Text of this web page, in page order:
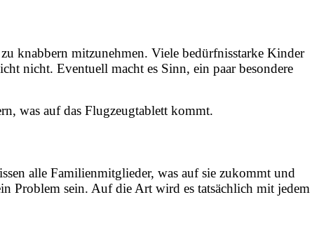
knabbern mitzunehmen. Viele bedürfnisstarke Kinder
nicht. Eventuell macht es Sinn, ein paar besondere
was auf das Flugzeugtablett kommt.
alle Familienmitglieder, was auf sie zukommt und
Problem sein. Auf die Art wird es tatsächlich mit jedem